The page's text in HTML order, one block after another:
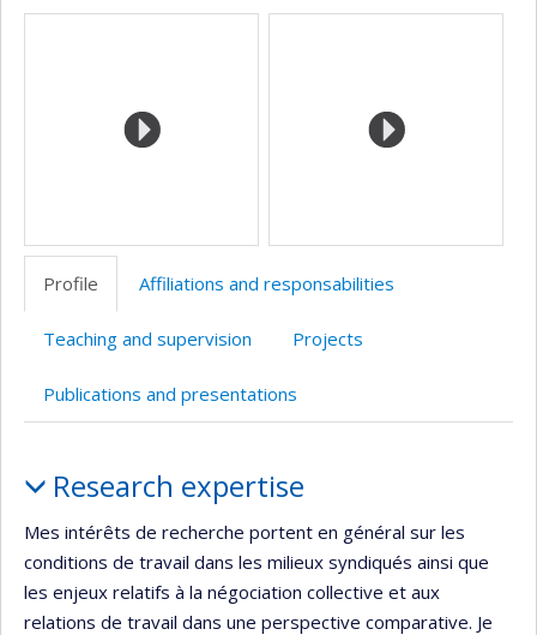
Media
Profile Affiliations and responsabilities
Teaching and supervision Projects
Publications and presentations
Research expertise
Mes intérêts de recherche portent en général sur les
conditions de travail dans les milieux syndiqués ainsi que
les enjeux relatifs à la négociation collective et aux
relations de travail dans une perspective comparative. Je